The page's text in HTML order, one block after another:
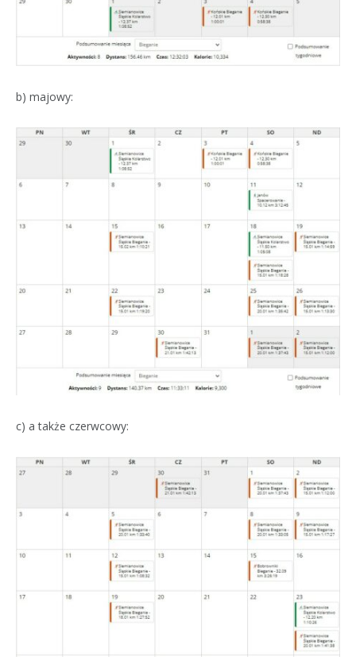
b) majowy:
c) a także czerwcowy: